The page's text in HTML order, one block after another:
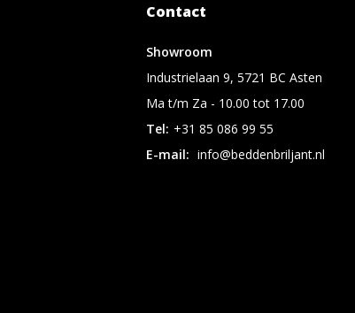
Contact
Showroom
Industrielaan 9, 5721 BC Asten
Ma t/m Za - 10.00 tot 17.00
Tel: +31 85 086 99 55
E-mail: info@beddenbriljant.nl